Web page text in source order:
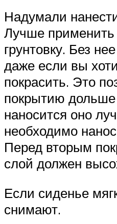
Надумали
Лучше применить
грунтовку. Без
даже если вы
покрасить. Это
покрытию дольше
наносится оно
необходимо
Перед вторым
слой должен
Если сиденье
снимают.